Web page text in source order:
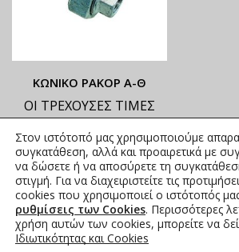
ΚΩΝΙΚΟ ΡΑΚΟΡ Α-Θ
ΟΙ ΤΡΕΧΟΥΣΕΣ ΤΙΜΕΣ
ΑΝΗΡΤΗΜΕΝΟ PDF
8,56€–153,02€ συμπ.
Φ.Π.Α.
Στον ιστότοπό μας χρησιμοποιούμε
συγκατάθεση, αλλά και προαιρετικά με
να δώσετε ή να αποσύρετε τη
στιγμή. Για να διαχειριστείτε τις
cookies που χρησιμοποιεί ο ιστότοπός
ρυθμίσεις των Cookies. Περισσότερες
χρήση αυτών των cookies, μπορείτε να
Ιδιωτικότητας και Cookies